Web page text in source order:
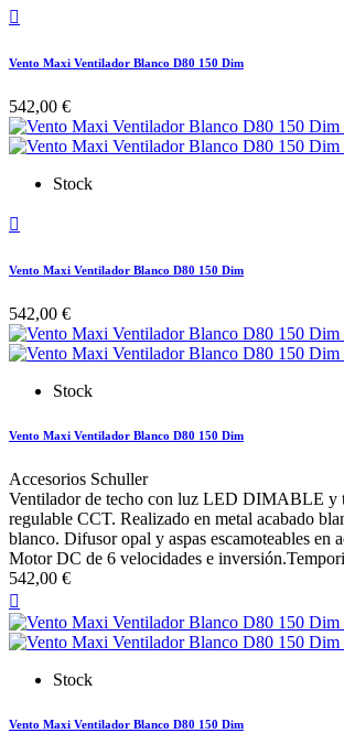

Vento Maxi Ventilador Blanco D80 150 Dim
542,00 €
Stock

Vento Maxi Ventilador Blanco D80 150 Dim
542,00 €
Stock
Vento Maxi Ventilador Blanco D80 150 Dim
Accesorios Schuller
Ventilador de techo con luz LED DIMABLE y
regulable CCT. Realizado en metal acabado
blanco. Difusor opal y aspas escamoteables en
Motor DC de 6 velocidades e
542,00 €

Stock
Vento Maxi Ventilador Blanco D80 150 Dim